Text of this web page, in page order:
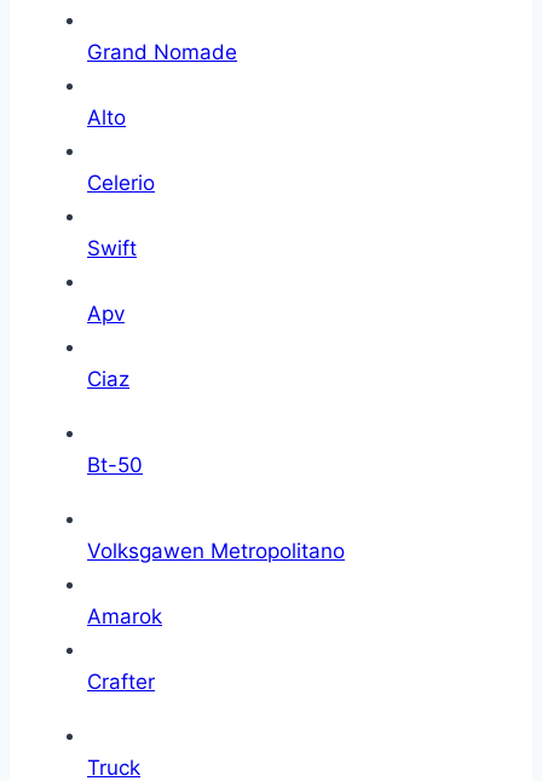
Grand Nomade
Alto
Celerio
Swift
Apv
Ciaz
Bt-50
Volksgawen Metropolitano
Amarok
Crafter
Truck